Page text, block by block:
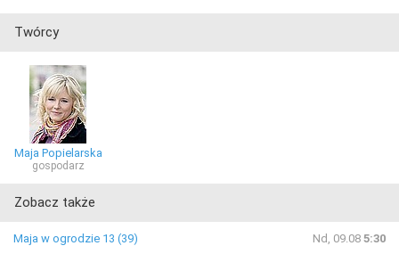
Twórcy
Maja Popielarska
gospodarz
Zobacz także
Maja w ogrodzie 13 (39) Nd, 09.08 5:30